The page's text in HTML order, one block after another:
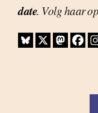
date. Volg haar op